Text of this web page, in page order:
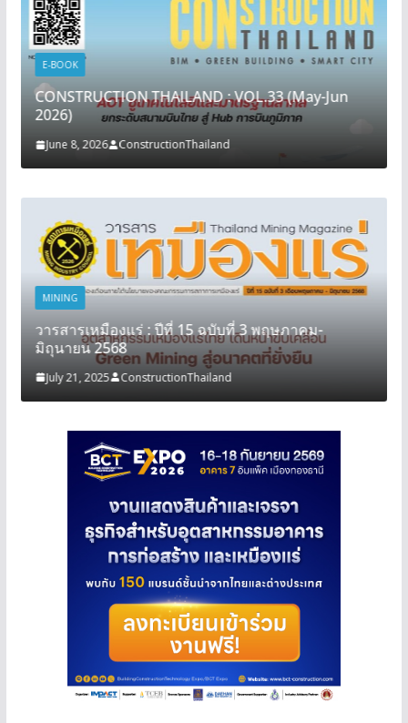
E-BOOK
CONSTRUCTION THAILAND : VOL.33 (May-Jun
2026)
June 8, 2026 ConstructionThailand
MINING
วารสารเหมืองแร่ : ปีที่ 15 ฉบับที่ 3 พฤษภาคม-
มิถุนายน 2568
July 21, 2025 ConstructionThailand